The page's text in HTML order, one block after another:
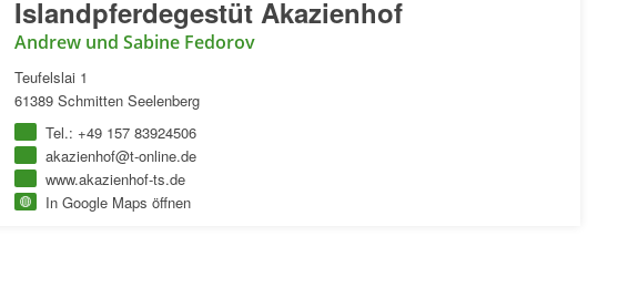
Islandpferdegestüt Akazienhof
Andrew und Sabine Fedorov
Teufelslai 1
61389 Schmitten Seelenberg
Tel.: +49 157 83924506
akazienhof@t-online.de
www.akazienhof-ts.de
In Google Maps öffnen